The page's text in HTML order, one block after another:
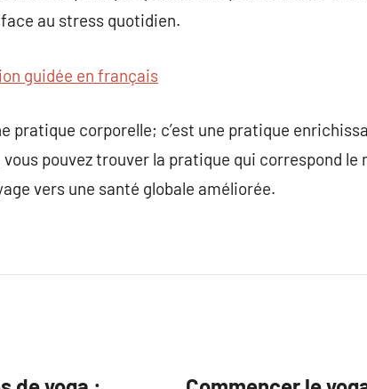
au stress quotidien.
guidée en français
pratique corporelle; c’est une pratique
pouvez trouver la pratique qui correspond
vers une santé globale améliorée.